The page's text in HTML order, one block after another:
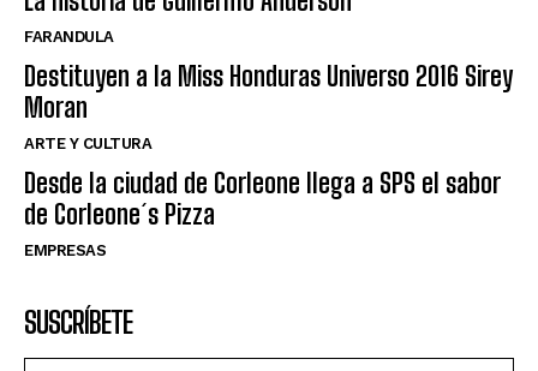
FARANDULA
Destituyen a la Miss Honduras Universo 2016 Sirey
Moran
ARTE Y CULTURA
Desde la ciudad de Corleone llega a SPS el sabor
de Corleone´s Pizza
EMPRESAS
SUSCRÍBETE